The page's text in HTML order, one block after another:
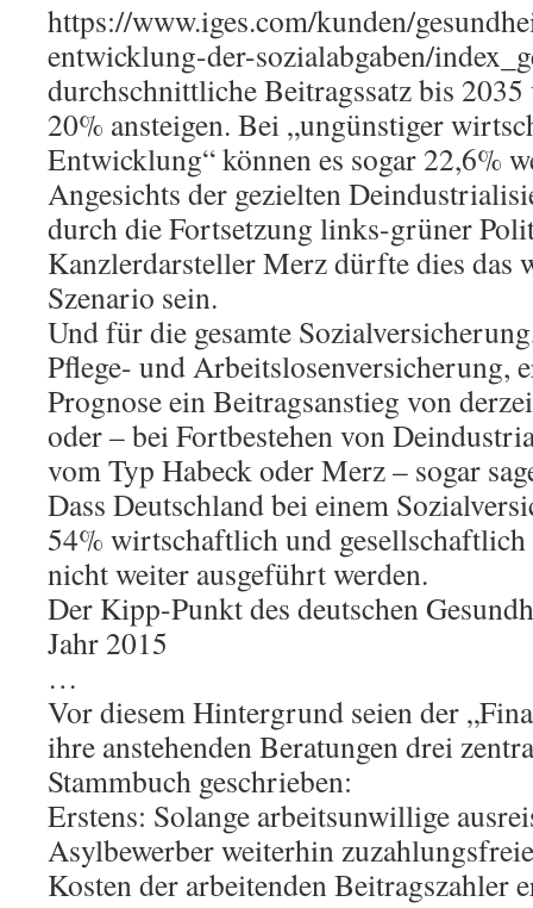
https://www.iges.com/kunden/
entwicklung-der-sozialabgaben/
durchschnittliche Beitragssatz bis
20% ansteigen. Bei „ungünstiger
Entwicklung“ können es sogar 22,6%
Angesichts der gezielten
durch die Fortsetzung links-grüner
Kanzlerdarsteller Merz dürfte dies das
Szenario sein.
Und für die gesamte
Pflege- und Arbeitslosenversicherung,
Prognose ein Beitragsanstieg von
oder – bei Fortbestehen von
vom Typ Habeck oder Merz – sogar
Dass Deutschland bei einem
54% wirtschaftlich und
nicht weiter ausgeführt werden.
Der Kipp-Punkt des deutschen
Jahr 2015
…
Vor diesem Hintergrund seien der
ihre anstehenden Beratungen drei
Stammbuch geschrieben:
Erstens: Solange arbeitsunwillige
Asylbewerber weiterhin
Kosten der arbeitenden Beitragszahler